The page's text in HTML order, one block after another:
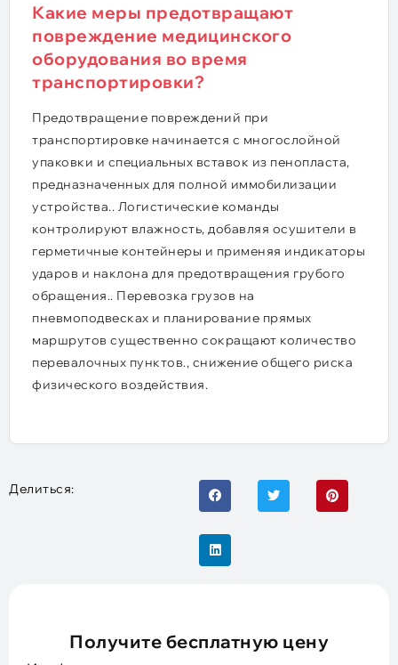
Какие меры предотвращают
повреждение медицинского
оборудования во время
транспортировки?
Предотвращение повреждений при
транспортировке начинается с многослойной
упаковки и специальных вставок из пенопласта,
предназначенных для полной иммобилизации
устройства.. Логистические команды
контролируют влажность, добавляя осушители в
герметичные контейнеры и применяя индикаторы
ударов и наклона для предотвращения грубого
обращения.. Перевозка грузов на
пневмоподвесках и планирование прямых
маршрутов существенно сокращают количество
перевалочных пунктов., снижение общего риска
физического воздействия.
Делиться:
Получите бесплатную цену